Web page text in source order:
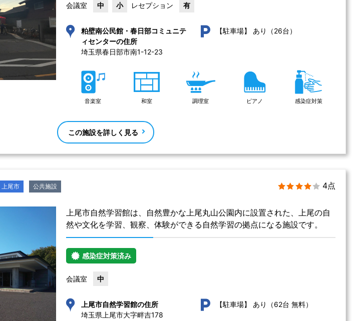
会議室 中 小 レセプション 有
粕壁南公民館・春日部コミュニテ
ィセンターの住所
埼玉県春日部市南1-12-23
【駐車場】 あり（26台）
音楽室 和室 調理室 ピアノ 感染症対策
この施設を詳しく見る
上尾市 公共施設 4点
上尾市自然学習館は、自然豊かな上尾丸山公園内に設置された、上尾の自
然や文化を学習、観察、体験ができる自然学習の拠点になる施設です。
感染症対策済み
会議室 中
上尾市自然学習館の住所
埼玉県上尾市大字畔吉178
【駐車場】 あり（62台 無料）